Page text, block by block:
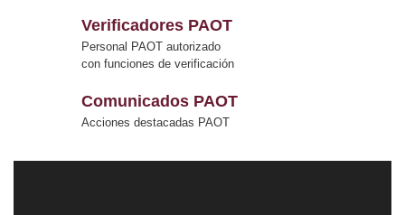
Verificadores PAOT
Personal PAOT autorizado
con funciones de verificación
Comunicados PAOT
Acciones destacadas PAOT